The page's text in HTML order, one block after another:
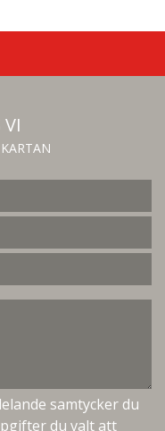
samtycker du
du valt att